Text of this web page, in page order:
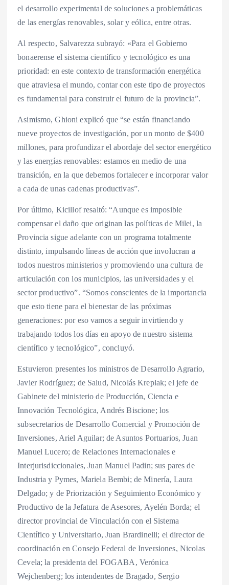
el desarrollo experimental de soluciones a problemáticas
de las energías renovables, solar y eólica, entre otras.
Al respecto, Salvarezza subrayó: «Para el Gobierno
bonaerense el sistema científico y tecnológico es una
prioridad: en este contexto de transformación energética
que atraviesa el mundo, contar con este tipo de proyectos
es fundamental para construir el futuro de la provincia”.
Asimismo, Ghioni explicó que “se están financiando
nueve proyectos de investigación, por un monto de $400
millones, para profundizar el abordaje del sector energético
y las energías renovables: estamos en medio de una
transición, en la que debemos fortalecer e incorporar valor
a cada de unas cadenas productivas”.
Por último, Kicillof resaltó: “Aunque es imposible
compensar el daño que originan las políticas de Milei, la
Provincia sigue adelante con un programa totalmente
distinto, impulsando líneas de acción que involucran a
todos nuestros ministerios y promoviendo una cultura de
articulación con los municipios, las universidades y el
sector productivo”. “Somos conscientes de la importancia
que esto tiene para el bienestar de las próximas
generaciones: por eso vamos a seguir invirtiendo y
trabajando todos los días en apoyo de nuestro sistema
científico y tecnológico”, concluyó.
Estuvieron presentes los ministros de Desarrollo Agrario,
Javier Rodríguez; de Salud, Nicolás Kreplak; el jefe de
Gabinete del ministerio de Producción, Ciencia e
Innovación Tecnológica, Andrés Biscione; los
subsecretarios de Desarrollo Comercial y Promoción de
Inversiones, Ariel Aguilar; de Asuntos Portuarios, Juan
Manuel Lucero; de Relaciones Internacionales e
Interjurisdiccionales, Juan Manuel Padin; sus pares de
Industria y Pymes, Mariela Bembi; de Minería, Laura
Delgado; y de Priorización y Seguimiento Económico y
Productivo de la Jefatura de Asesores, Ayelén Borda; el
director provincial de Vinculación con el Sistema
Científico y Universitario, Juan Brardinelli; el director de
coordinación en Consejo Federal de Inversiones, Nicolas
Cevela; la presidenta del FOGABA, Verónica
Wejchenberg; los intendentes de Bragado, Sergio